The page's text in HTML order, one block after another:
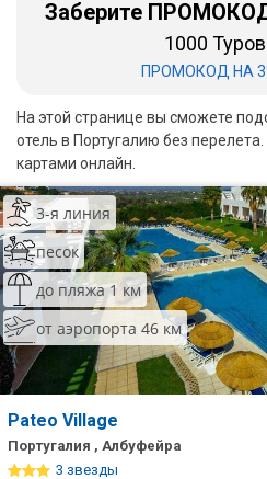
Заберите
1000
ПРОМОКОД НА
На этой странице вы сможете
отель в Португалию без
картами онлайн.
3-я линия
песок
до пляжа 1 км
от аэропорта 46 км
Pateo Village
Португалия , Албуфейра
3 звезды
Хайнань
Северный Гоа
Южный Гоа
Занзибар
Абхазия
Большой Сочи
Кав Мин Воды
Экскурсионные туры
VIP отели 5 звезд